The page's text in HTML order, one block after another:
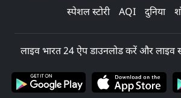
स्पेशल स्टोरी
AQI दुनिया
लाइव भारत 24 ऐप डाउनलोड करें और लाइव